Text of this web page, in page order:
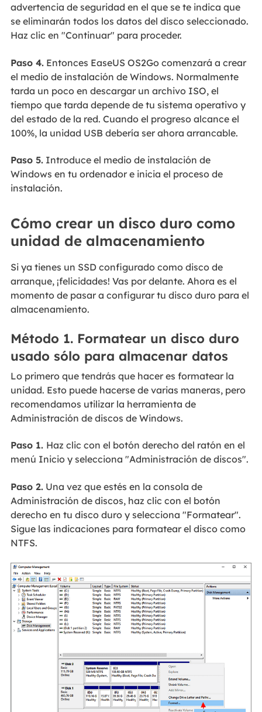
advertencia de seguridad en el que se te indica que
se eliminarán todos los datos del disco seleccionado.
Haz clic en "Continuar" para proceder.
Paso 4.Entonces EaseUS OS2Go comenzará a crear
el medio de instalación de Windows. Normalmente
tarda un poco en descargar un archivo ISO, el
tiempo que tarda depende de tu sistema operativo y
del estado de la red. Cuando el progreso alcance el
100%, la unidad USB debería ser ahora arrancable.
Paso 5.Introduce el medio de instalación de
Windows en tu ordenador e inicia el proceso de
instalación.
Cómo crear un disco duro como
unidad de almacenamiento
Si ya tienes un SSD configurado como disco de
arranque, ¡felicidades! Vas por delante. Ahora es el
momento de pasar a configurar tu disco duro para el
almacenamiento.
Método 1. Formatear un disco duro
usado sólo para almacenar datos
Lo primero que tendrás que hacer es formatear la
unidad. Esto puede hacerse de varias maneras, pero
recomendamos utilizar la herramienta de
Administración de discos de Windows.
Paso 1. Haz clic con el botón derecho del ratón en el
menú Inicio y selecciona "Administración de discos".
Paso 2.Una vez que estés en la consola de
Administración de discos, haz clic con el botón
derecho en tu disco duro y selecciona "Formatear".
Sigue las indicaciones para formatear el disco como
NTFS.